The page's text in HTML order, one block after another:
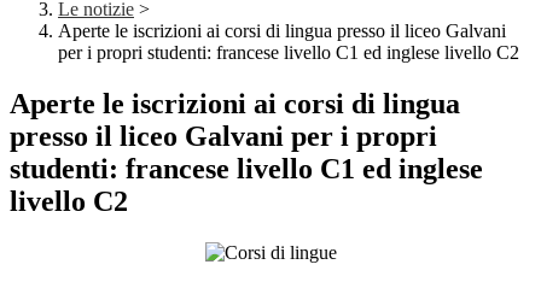
Le notizie >
Aperte le iscrizioni ai corsi di lingua presso il liceo Galvani
per i propri studenti: francese livello C1 ed inglese livello C2
Aperte le iscrizioni ai corsi di lingua
presso il liceo Galvani per i propri
studenti: francese livello C1 ed inglese
livello C2